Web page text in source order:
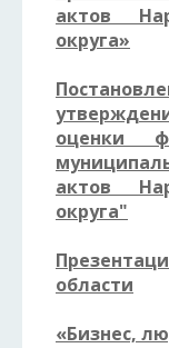
актов
округа»
оценки
актов
округа"
области
«Бизнес,